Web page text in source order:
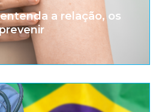
a relação, os